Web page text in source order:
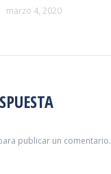
marzo 4, 2020
publicar un comentario.